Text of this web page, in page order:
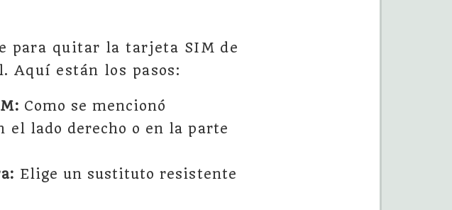
para quitar la tarjeta SIM de
Aquí están los pasos:
Como se mencionó
lado derecho o en la parte
Elige un sustituto resistente